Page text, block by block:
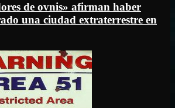
de ovnis» afirman haber
una ciudad extraterrestre en